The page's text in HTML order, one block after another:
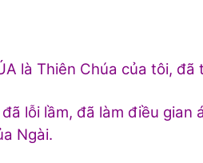
là Thiên Chúa của tôi, đã
lỗi lầm, đã làm điều gian
Ngài.